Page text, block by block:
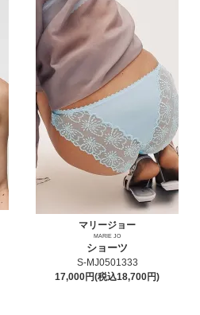
マリージョー
MARIE JO
ショーツ
S-MJ0501333
17,000円(税込18,700円)